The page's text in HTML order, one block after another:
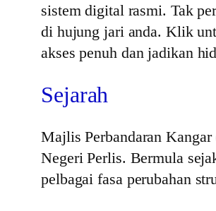
sistem digital rasmi. Tak
di hujung jari anda. Klik
akses penuh dan jadikan
Sejarah
Majlis Perbandaran
Negeri Perlis. Bermula
pelbagai fasa perubahan